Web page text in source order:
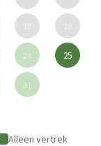
24 25
31
Alleen vertrek